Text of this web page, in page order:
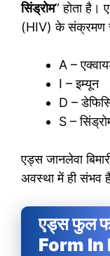
सिंड्रोम” होता है।
(HIV) के संक्रमण
A –
I – इम्यून
D –
S –
एड्स जानलेवा
अवस्था में ही संभव
एड्स फुल
Form In